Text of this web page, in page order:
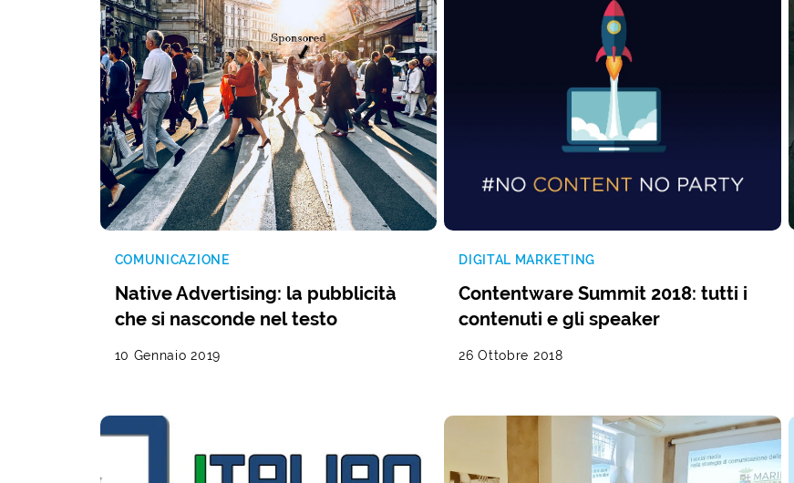
COMUNICAZIONE
Native Advertising: la pubblicità
che si nasconde nel testo
10 Gennaio 2019
DIGITAL MARKETING
Contentware Summit 2018: tutti i
contenuti e gli speaker
26 Ottobre 2018